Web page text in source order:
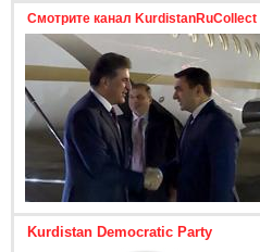
Смотрите канал KurdistanRuCollect
Kurdistan Democratic Party